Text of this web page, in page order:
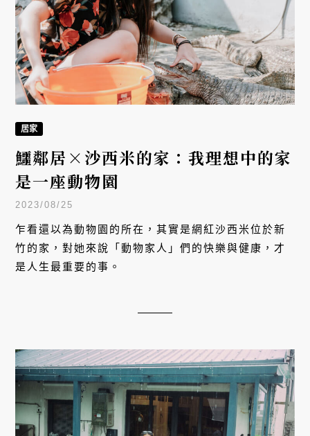
居家
鱷鄰居×沙西米的家：我理想中的家
是一座動物園
2023/08/25
乍看還以為動物園的所在，其實是網紅沙西米位於新
竹的家，對她來說「動物家人」們的快樂與健康，才
是人生最重要的事。